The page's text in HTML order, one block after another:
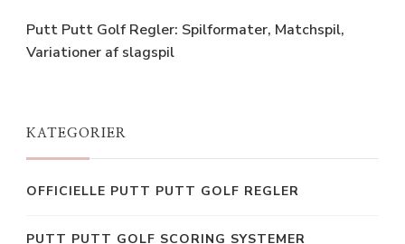
Putt Putt Golf Regler: Spilformater, Matchspil,
Variationer af slagspil
KATEGORIER
OFFICIELLE PUTT PUTT GOLF REGLER
PUTT PUTT GOLF SCORING SYSTEMER